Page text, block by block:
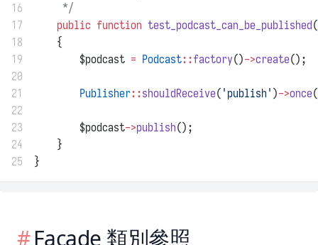
16
     */
17
public function test_podcast_can_be_published
18
    {
19
        $podcast
= Podcast::factory()->create();
20
21
Publisher::shouldReceive( 'publish' )->once
22
23
        $podcast
->publish();
24
    }
25
}
Facade 類別參照